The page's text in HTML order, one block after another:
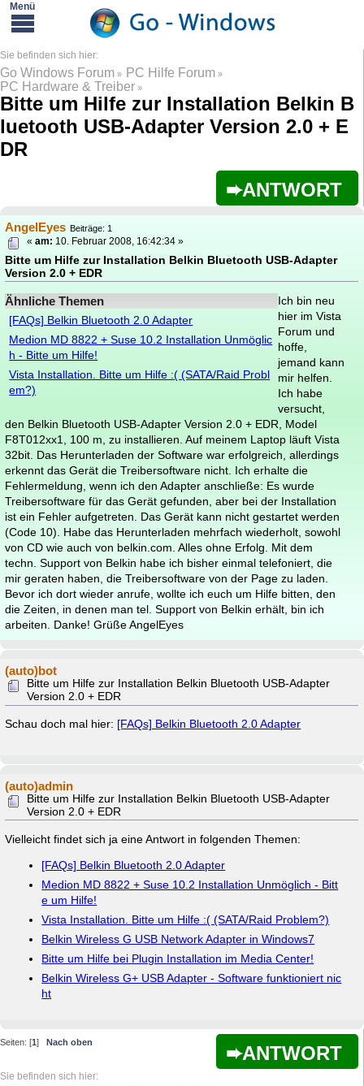
Go Windows Forum » PC Hilfe Forum »
PC Hardware & Treiber »
Bitte um Hilfe zur Installation Belkin B
luetooth USB-Adapter Version 2.0 + E
DR
ANTWORT
AngelEyes Beiträge: 1
Bitte um Hilfe zur Installation Belkin Bluetooth USB-Adapter
Version 2.0 + EDR
«am: 10. Februar 2008, 16:42:34 »
Ähnliche Themen
[FAQs] Belkin Bluetooth 2.0 Adapter
Medion MD 8822 + Suse 10.2 Installation Unmöglic
h - Bitte um Hilfe!
Vista Installation. Bitte um Hilfe :( (SATA/Raid Probl
em?)
Ich bin neu
hier im Vista
Forum und
hoffe,
jemand kann
mir helfen.
Ich habe
versucht,
den Belkin Bluetooth USB-Adapter Version 2.0 + EDR, Model
F8T012xx1, 100 m, zu installieren. Auf meinem Laptop läuft Vista
32bit. Das Herunterladen der Software war erfolgreich, allerdings
erkennt das Gerät die Treibersoftware nicht. Ich erhalte die
Fehlermeldung, wenn ich den Adapter anschließe: Es wurde
Treibersoftware für das Gerät gefunden, aber bei der Installation
ist ein Fehler aufgetreten. Das Gerät kann nicht gestartet werden
(Code 10). Habe das Herunterladen mehrfach wiederholt, sowohl
von CD wie auch von belkin.com. Alles ohne Erfolg. Mit dem
techn. Support von Belkin habe ich bisher einmal telefoniert, die
mir geraten haben, die Treibersoftware von der Page zu laden.
Bevor ich dort wieder anrufe, wollte ich euch um Hilfe bitten, den
die Zeiten, in denen man tel. Support von Belkin erhält, bin ich
arbeiten. Danke! Grüße AngelEyes
(auto)bot
Bitte um Hilfe zur Installation Belkin Bluetooth USB-Adapter
Version 2.0 + EDR
Schau doch mal hier: [FAQs] Belkin Bluetooth 2.0 Adapter
(auto)admin
Bitte um Hilfe zur Installation Belkin Bluetooth USB-Adapter
Version 2.0 + EDR
Vielleicht findet sich ja eine Antwort in folgenden Themen:
[FAQs] Belkin Bluetooth 2.0 Adapter
Medion MD 8822 + Suse 10.2 Installation Unmöglich - Bitt
e um Hilfe!
Vista Installation. Bitte um Hilfe :( (SATA/Raid Problem?)
Belkin Wireless G USB Network Adapter in Windows7
Bitte um Hilfe bei Plugin Installation im Media Center!
Belkin Wireless G+ USB Adapter - Software funktioniert nic
ht
ANTWORT
Seiten: [1] Nach oben